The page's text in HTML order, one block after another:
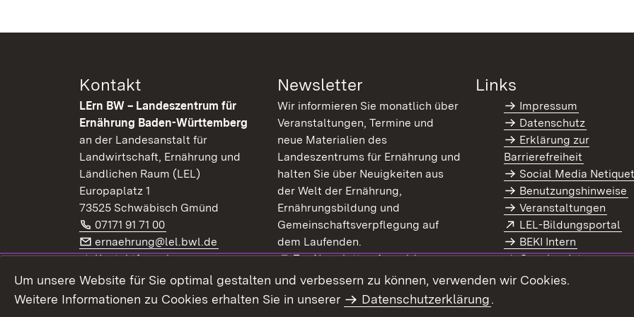
Kontakt
LErn BW – Landeszentrum für
Ernährung Baden-Württemberg
an der Landesanstalt für
Landwirtschaft, Ernährung und
Ländlichen Raum (LEL)
Europaplatz 1
73525 Schwäbisch Gmünd
Telefon:
07171 91 71 00 (Öffnet in neuem Fenster)
E-Mail:
ernaehrung@lel.bwl.de (Öffnet in neuem Fenster)
Kontaktformular
Extern:
LinkedIn (Öffnet in neuem Fenster)
Newsletter
Wir informieren Sie monatlich über
Veranstaltungen, Termine und
neue Materialien des
Landeszentrums für Ernährung und
halten Sie über Neuigkeiten aus
der Welt der Ernährung,
Ernährungsbildung und
Gemeinschaftsverpflegung auf
dem Laufenden.
Extern:
Zur Newsletter-Anmeldung(Öffnet in neuem Fenster)
Newsletter-Archiv
Links
Impressum
Datenschutz
Erklärung zur
Barrierefreiheit
Social Media
Benutzungshinweise
Veranstaltungen
Extern:
LEL-Bildungsportal
BEKI Intern
Coaches Intern
Intranet
Um unsere Website für Sie optimal gestalten und verbessern zu können, verwenden wir Cookies.
Weitere Informationen zu Cookies erhalten Sie in unserer
Datenschutzerklärung.